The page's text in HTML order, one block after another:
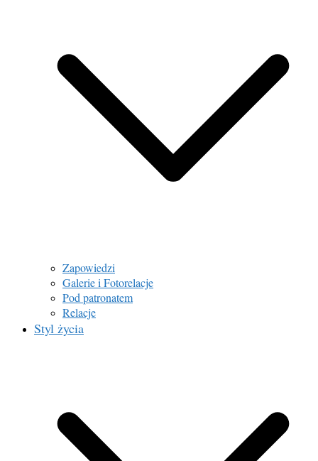
Zapowiedzi
Galerie i Fotorelacje
Pod patronatem
Relacje
Styl życia